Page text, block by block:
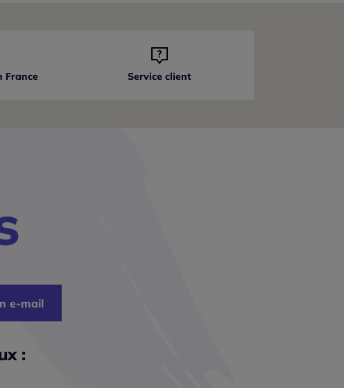
France Service client
e-mail
: